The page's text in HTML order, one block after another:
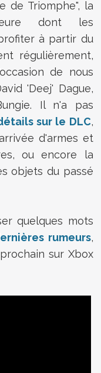
de Triomphe", la
dont les
à partir du
régulièrement,
de nous
'Deej' Dague,
Il n'a pas
sur le DLC,
d'armes et
ou encore la
objets du passé
quelques mots
rumeurs,
sur Xbox